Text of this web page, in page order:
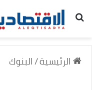
بحث عن
الرئيسية/البنوك